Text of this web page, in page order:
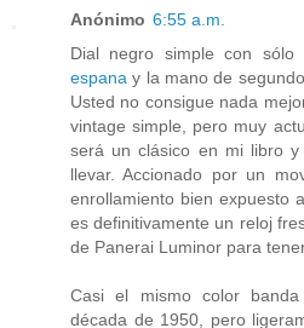
Anónimo 6:55 a.m.
Dial negro simple con sólo
espana y la mano de
Usted no consigue nada
vintage simple, pero muy
será un clásico en mi libro
llevar. Accionado por un
enrollamiento bien expuesto
es definitivamente un reloj
de Panerai Luminor para
Casi el mismo color
década de 1950, pero